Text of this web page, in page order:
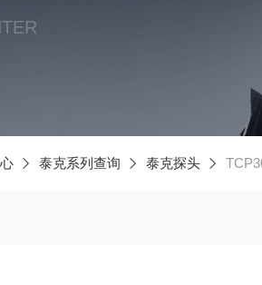
泰克系列查询 泰克探头